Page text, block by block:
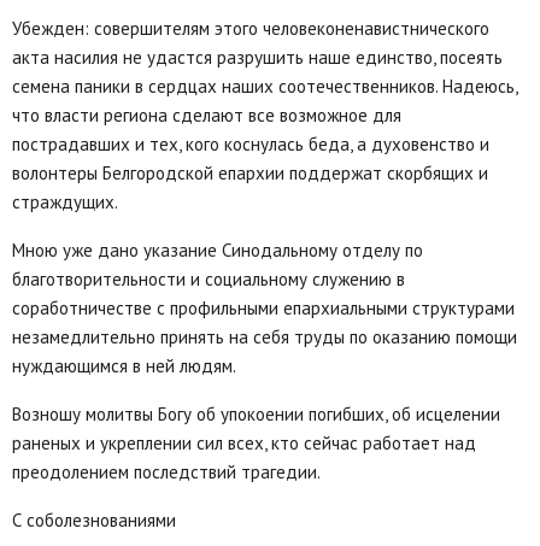
Убежден: совершителям этого человеконенавистнического
акта насилия не удастся разрушить наше единство, посеять
семена паники в сердцах наших соотечественников. Надеюсь,
что власти региона сделают все возможное для
пострадавших и тех, кого коснулась беда, а духовенство и
волонтеры Белгородской епархии поддержат скорбящих и
страждущих.
Мною уже дано указание Синодальному отделу по
благотворительности и социальному служению в
соработничестве с профильными епархиальными структурами
незамедлительно принять на себя труды по оказанию помощи
нуждающимся в ней людям.
Возношу молитвы Богу об упокоении погибших, об исцелении
раненых и укреплении сил всех, кто сейчас работает над
преодолением последствий трагедии.
С соболезнованиями